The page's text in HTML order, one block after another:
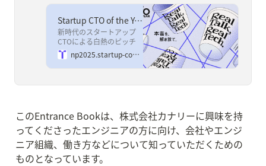
Startup CTO of the Year 2025｜次世代スタートアップCTOによるピッチコンテスト
新時代のスタートアップ
CTOによる白熱のピッチ
コンテスト「Startup CTO
of the Year powered by
Amazon Web
たな挑戦の物語がはじま
np2025.startup-coy.com
このEntrance Bookは、株式会社カナリーに興味を持
ってくださったエンジニアの方に向け、会社やエンジ
ニア組織、働き方などについて知っていただくための
ものとなっています。